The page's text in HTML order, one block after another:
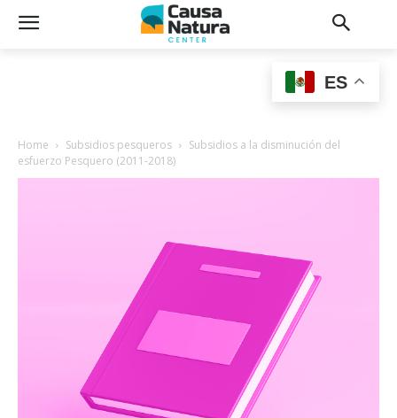
Home Subsidios pesqueros
Subsidios a la disminución del
esfuerzo Pesquero (2011-2018)
ES